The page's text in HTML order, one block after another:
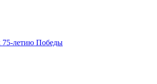
75-летию Победы